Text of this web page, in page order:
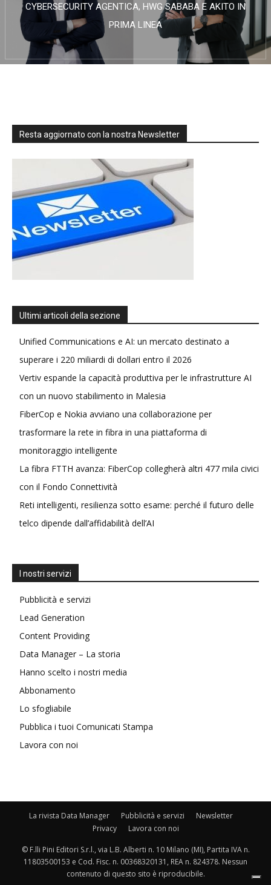
CYBERSECURITY AGENTICA, HWG SABABA E AKITO IN
PRIMA LINEA
Resta aggiornato con la nostra Newsletter
Ultimi articoli della sezione
Unified Communications e AI: un mercato destinato a
superare i 220 miliardi di dollari entro il 2026
Vertiv espande la capacità produttiva per le infrastrutture AI
con un nuovo stabilimento in Malesia
FiberCop e Nokia avviano una collaborazione per
trasformare la rete in fibra in una piattaforma di
monitoraggio intelligente
La fibra FTTH avanza: FiberCop collegherà altri 477 mila civici
con il Fondo Connettività
Reti intelligenti, resilienza sotto esame: perché il futuro delle
telco dipende dall’affidabilità dell’AI
I nostri servizi
Pubblicità e servizi
Lead Generation
Content Providing
Data Manager – La storia
Hanno scelto i nostri media
Abbonamento
Lo sfogliabile
Pubblica i tuoi Comunicati Stampa
Lavora con noi
La rivista Data Manager Pubblicità e servizi
Newsletter
Privacy
Lavora con noi
© F.lli Pini Editori S.r.l., via L.B. Alberti n. 10 Milano (MI), Partita IVA n.
11803500153 e Cod. Fisc. n. 00368320131, REA n. 824378. Nessun
contenuto di questo sito è riproducibile.